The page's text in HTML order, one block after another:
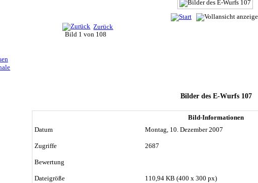
Zurück
Bild 1 von 108
Bilder des E-Wurfs 107
Bild-Informationen
Datum
Montag, 10. Dezember 2007
Zugriffe 2687
Bewertung
Dateigröße 110,94 KB (400 x 300 px)